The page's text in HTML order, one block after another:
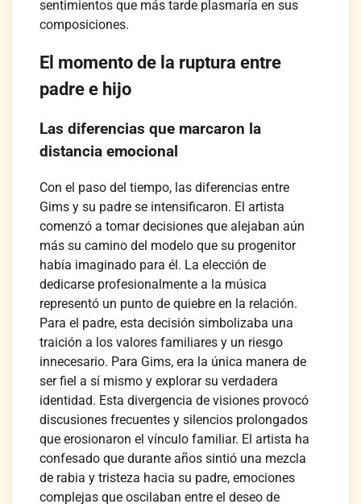
sentimientos que más tarde plasmaría en sus
composiciones.
El momento de la ruptura entre
padre e hijo
Las diferencias que marcaron la
distancia emocional
Con el paso del tiempo, las diferencias entre
Gims y su padre se intensificaron. El artista
comenzó a tomar decisiones que alejaban aún
más su camino del modelo que su progenitor
había imaginado para él. La elección de
dedicarse profesionalmente a la música
representó un punto de quiebre en la relación.
Para el padre, esta decisión simbolizaba una
traición a los valores familiares y un riesgo
innecesario. Para Gims, era la única manera de
ser fiel a sí mismo y explorar su verdadera
identidad. Esta divergencia de visiones provocó
discusiones frecuentes y silencios prolongados
que erosionaron el vínculo familiar. El artista ha
confesado que durante años sintió una mezcla
de rabia y tristeza hacia su padre, emociones
complejas que oscilaban entre el deseo de